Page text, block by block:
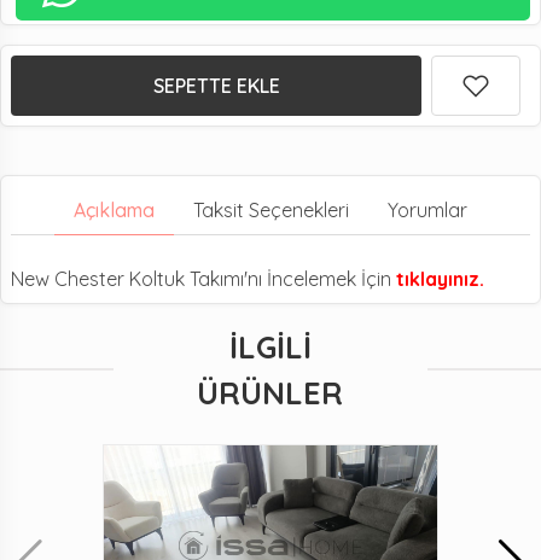
SEPETTE EKLE
Açıklama Taksit Seçenekleri Yorumlar
New Chester Koltuk Takımı'nı İncelemek İçin tıklayınız.
İLGILI
ÜRÜNLER